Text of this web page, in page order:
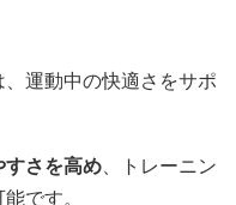
運動中の快適さをサポ
さを高め、トレーニン
です。